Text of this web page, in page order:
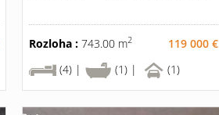
Rozloha :743.00 m2
119 000 €
(4) |
(1) | (1)